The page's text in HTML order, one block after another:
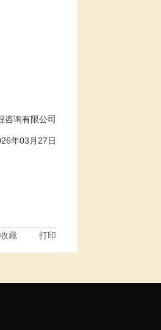
咨询有限公司
6年03 月 27日
收藏 打印